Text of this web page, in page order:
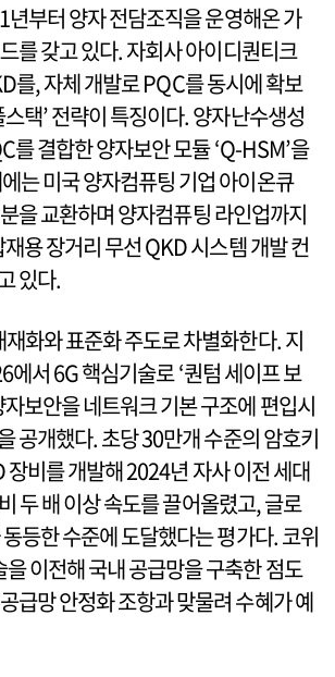
부터 양자 전담조직을 운영해온 가
를 갖고 있다. 자회사 아이디퀀티크
를, 자체 개발로 PQC를 동시에 확보
택’ 전략이 특징이다. 양자난수생성
를 결합한 양자보안 모듈 ‘Q-HSM’을
는 미국 양자컴퓨팅 기업 아이온큐
을 교환하며 양자컴퓨팅 라인업까지
용 장거리 무선 QKD 시스템 개발 컨
있다.
화와 표준화 주도로 차별화한다. 지
에서 6G 핵심기술로 ‘퀀텀 세이프 보
자보안을 네트워크 기본 구조에 편입시
공개했다. 초당 30만개 수준의 암호키
장비를 개발해 2024년 자사 이전 세대
두 배 이상 속도를 끌어올렸고, 글로
등한 수준에 도달했다는 평가다. 코위
이전해 국내 공급망을 구축한 점도
급망 안정화 조항과 맞물려 수혜가 예